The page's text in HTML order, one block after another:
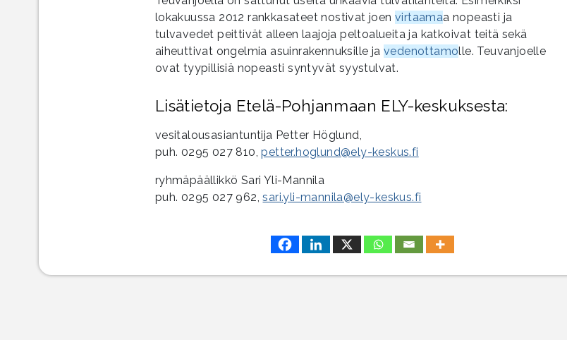
lokakuussa 2012 rankkasateet nostivat joenvirtaamaa nopeasti ja
tulvavedet peittivät alleen laajoja peltoalueita ja katkoivat teitä sekä
aiheuttivat ongelmia asuinrakennuksille javedenottamolle. Teuvanjoelle
ovat tyypillisiä nopeasti syntyvät syystulvat.
Lisätietoja Etelä-Pohjanmaan ELY-keskuksesta:
vesitalousasiantuntija Petter Höglund,
puh. 0295 027 810,petter.hoglund@ely-keskus.fi
ryhmäpäällikkö Sari Yli-Mannila
puh. 0295 027 962,sari.yli-mannila@ely-keskus.fi